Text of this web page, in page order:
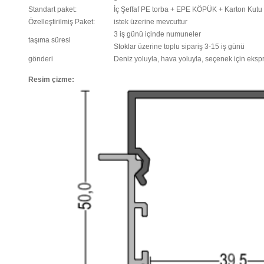
Standart paket:
İç Şeffaf PE torba + EPE KÖPÜK + Karton Kutu
Özelleştirilmiş Paket:
istek üzerine mevcuttur
taşıma süresi
3 iş günü içinde numuneler
Stoklar üzerine toplu sipariş 3-15 iş günü
gönderi
Deniz yoluyla, hava yoluyla, seçenek için
Resim çizme: